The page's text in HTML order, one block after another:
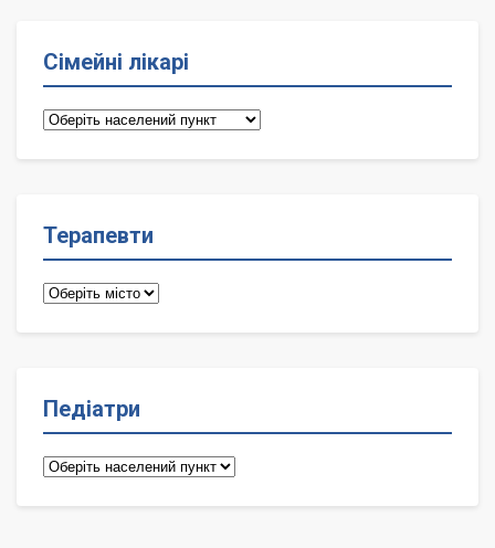
Сімейні лікарі
Сімейні
Терапевти
Терапевти
Педіатри
Педіатри